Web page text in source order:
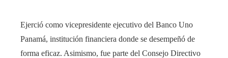
Ejerció como vicepresidente ejecutivo del Banco Uno
Panamá, institución financiera donde se desempeñó de
forma eficaz. Asimismo, fue parte del Consejo Directivo